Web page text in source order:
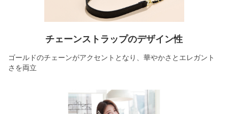
チェーンストラップのデザイン性
ゴールドのチェーンがアクセントとなり、華やかさとエレガント
さを両立